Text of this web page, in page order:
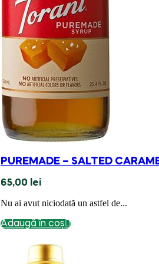
PUREMADE – SALTED
65,00 lei
Nu ai avut niciodată un astfel de...
Adaugă în coș